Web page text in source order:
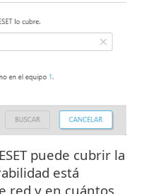
puede cubrir la
está
red y en cuántos